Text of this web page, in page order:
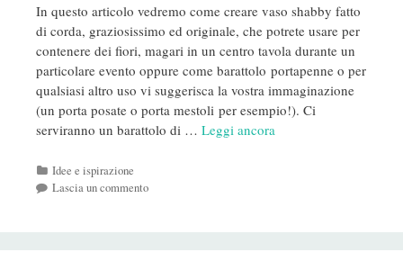
In questo articolo vedremo come creare vaso shabby fatto
di corda, graziosissimo ed originale, che potrete usare per
contenere dei fiori, magari in un centro tavola durante un
particolare evento oppure come barattolo portapenne o per
qualsiasi altro uso vi suggerisca la vostra immaginazione
(un porta posate o porta mestoli per esempio!). Ci
serviranno un barattolo di … Leggi ancora
Categorie
Idee e ispirazione
Lascia un commento